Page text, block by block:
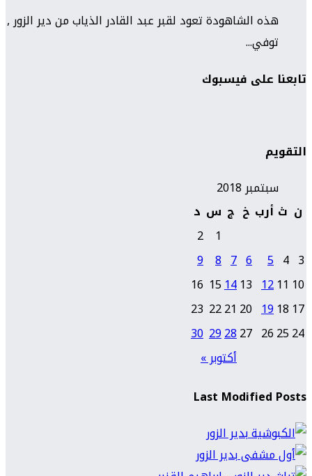
هذه الشاهودة تعود لقبر عبد القادر الذياب من دير الزور ,
توفي...
تابعنا على فيسبوك
التقويم
سبتمبر 2018
ن ث أرب خ ج س د
أكتوبر »
1
2
3
4
5
6
7
8
9
10
11
12
13
14
15
16
17
18
19
20
21
22
23
24
25
26
27
28
29
30
Last Modified Posts